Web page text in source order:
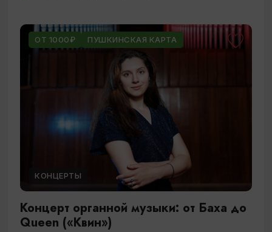
ОТ 1000₽ ПУШКИНСКАЯ КАРТА
КОНЦЕРТЫ
Концерт органной музыки: от Баха до
Queen («Квин»)